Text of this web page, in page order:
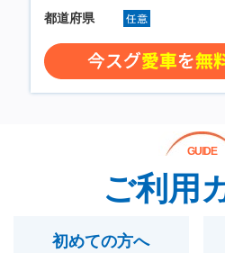
GUIDE
ご利用
初めての方へ